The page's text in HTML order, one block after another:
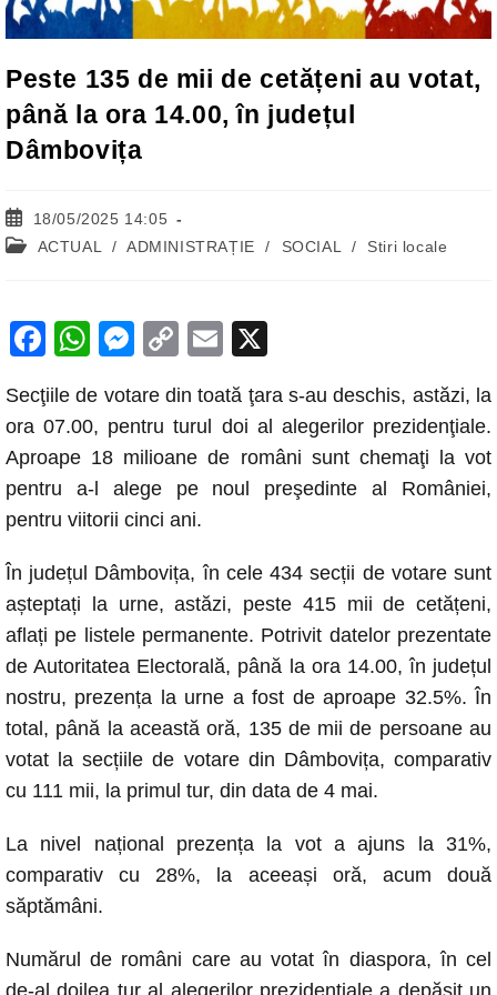
Peste 135 de mii de cetățeni au votat,
până la ora 14.00, în județul
Dâmbovița
Post
published:
18/05/2025 14:05
Post ACTUAL / ADMINISTRAȚIE / SOCIAL / Stiri locale
F
c
e
b
o
k
W
at
s
A
p
M
ss
e
n
g
C
p
y
Li
n
E
ail
Secţiile de votare din toată ţara s-au deschis, astăzi, la
ora 07.00, pentru turul doi al alegerilor prezidenţiale.
Aproape 18 milioane de români sunt chemaţi la vot
pentru a-l alege pe noul preşedinte al României,
pentru viitorii cinci ani.
În județul Dâmbovița, în cele 434 secții de votare sunt
așteptați la urne, astăzi, peste 415 mii de cetățeni,
aflați pe listele permanente. Potrivit datelor prezentate
de Autoritatea Electorală, până la ora 14.00, în județul
nostru, prezența la urne a fost de aproape 32.5%. În
total, până la această oră, 135 de mii de persoane au
votat la secțiile de votare din Dâmbovița, comparativ
cu 111 mii, la primul tur, din data de 4 mai.
La nivel național prezența la vot a ajuns la 31%,
comparativ cu 28%, la aceeași oră, acum două
săptămâni.
Numărul de români care au votat în diaspora, în cel